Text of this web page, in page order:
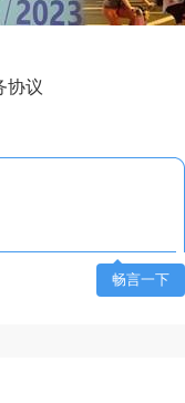
协议
畅言一下